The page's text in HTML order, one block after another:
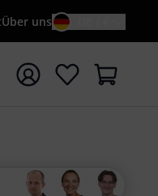
Über uns